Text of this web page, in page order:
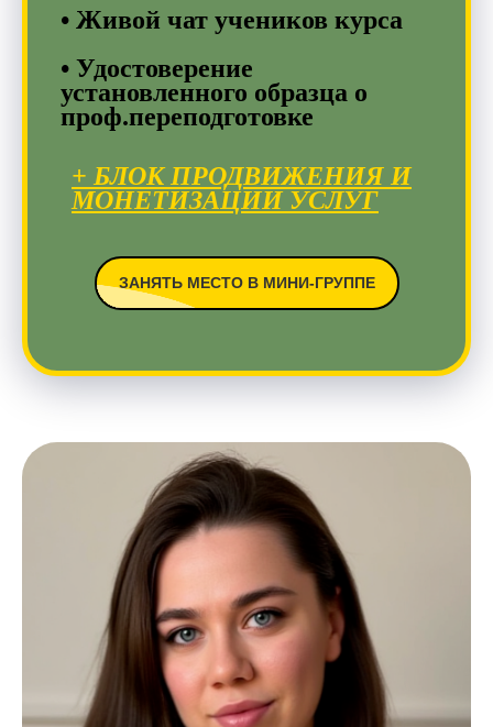
• Живой чат учеников курса
• Удостоверение
установленного образца о
проф.переподготовке
+ БЛОК ПРОДВИЖЕНИЯ И
МОНЕТИЗАЦИИ УСЛУГ
ЗАНЯТЬ МЕСТО В МИНИ-ГРУППЕ